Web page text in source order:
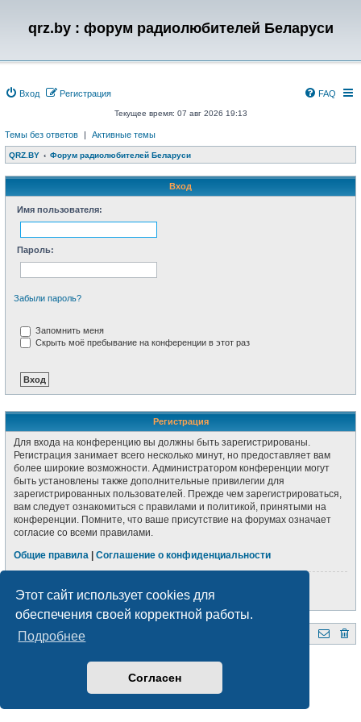
Этот сайт использует cookies для
обеспечения своей корректной работы.
Подробнее
Согласен
qrz.by : форум радиолюбителей Беларуси
Вход Регистрация FAQ
Текущее время: 07 авг 2026 19:13
Темы без ответов | Активные темы
QRZ.BY Форум радиолюбителей Беларуси
Вход
Имя пользователя:
Пароль:
Забыли пароль?
Запомнить меня
Скрыть моё пребывание на конференции в этот раз
Регистрация
Для входа на конференцию вы должны быть зарегистрированы.
Регистрация занимает всего несколько минут, но предоставляет вам
более широкие возможности. Администратором конференции могут
быть установлены также дополнительные привилегии для
зарегистрированных пользователей. Прежде чем зарегистрироваться,
вам следует ознакомиться с правилами и политикой, принятыми на
конференции. Помните, что ваше присутствие на форумах означает
согласие со всеми правилами.
Общие правила
Соглашение о конфиденциальности
Регистрация
QRZ.BY Форум радиолюбителей Беларуси
Русская поддержка phpBB
Конфиденциальность|Правила